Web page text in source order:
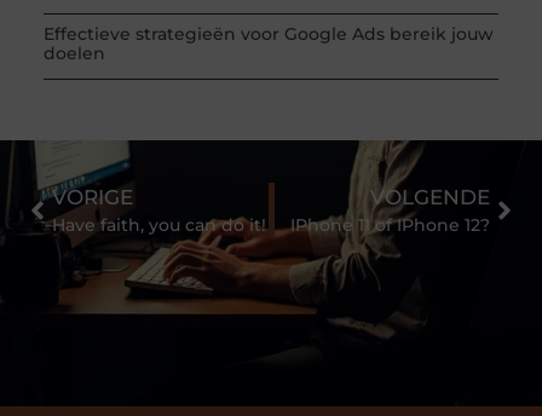
Effectieve strategieën voor Google Ads bereik jouw
doelen
VORIGE
Have faith, you can do it!
VOLGENDE
IPhone 11 of IPhone 12?